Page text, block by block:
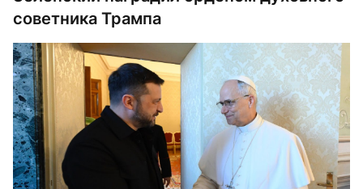
советника Трампа